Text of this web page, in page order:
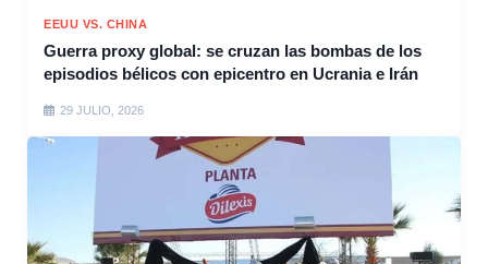
EEUU VS. CHINA
Guerra proxy global: se cruzan las bombas de los
episodios bélicos con epicentro en Ucrania e Irán
29 JULIO, 2026